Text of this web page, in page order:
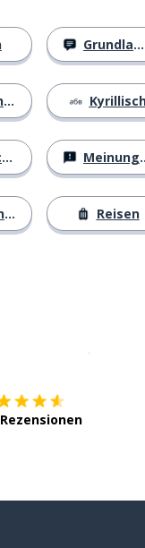
Grundlagen
Meinungen
Reisen